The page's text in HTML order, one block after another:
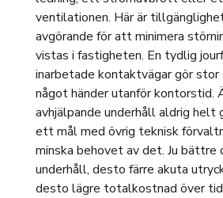
ventilationen. Här är
avgörande för att minimera
vistas i fastigheten. En tydlig
inarbetade kontaktvägar gör stor
något händer utanför kontorstid.
avhjälpande underhåll aldrig helt
ett mål med övrig teknisk
minska behovet av det. Ju bättre
underhåll, desto färre akuta
desto lägre totalkostnad över